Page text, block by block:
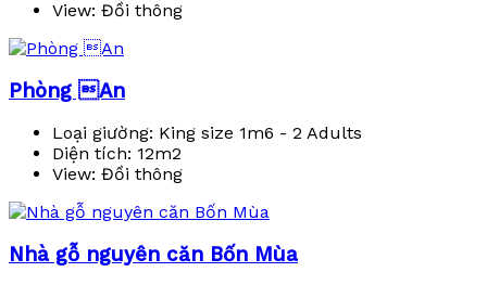
View: Đồi thông
Phòng An
Loại giường: King size 1m6 - 2 Adults
Diện tích: 12m2
View: Đồi thông
Nhà gỗ nguyên căn Bốn Mùa